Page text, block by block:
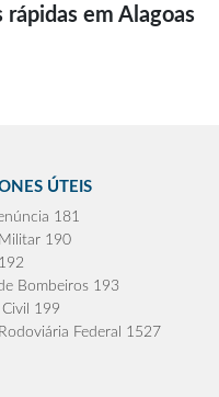
rápidas em Alagoas
ÚTEIS
181
190
Bombeiros 193
199
Federal 1527